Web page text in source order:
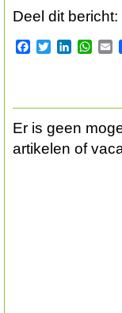
Deel dit bericht:
Facebook
TwitterLinkedIn
Er is geen
artikelen of